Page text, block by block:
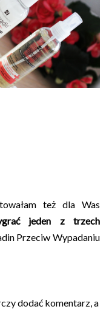
też dla Was
jeden z trzech
Przeciw Wypadaniu
dodać komentarz, a